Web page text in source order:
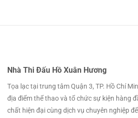
Nhà Thi Đấu Hồ Xuân Hương
Tọa lạc tại trung tâm Quận 3, TP. Hồ Chí
địa điểm thể thao và tổ chức sự kiện hàng
chất hiện đại cùng dịch vụ chuyên nghiệp